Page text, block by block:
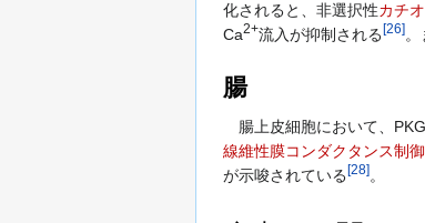
化されると、非選択性カチ
Ca2+流入が抑制される [26]。
腸
腸上皮細胞において、
線維性膜コンダクタンス制
が示唆されている[28]。